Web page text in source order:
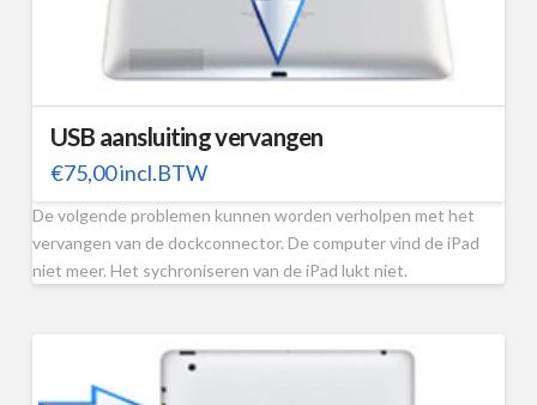
USB aansluiting vervangen
€75,00incl.BTW
De volgende problemen kunnen worden verholpen met het
vervangen van de dockconnector. De computer vind de iPad
niet meer. Het sychroniseren van de iPad lukt niet.